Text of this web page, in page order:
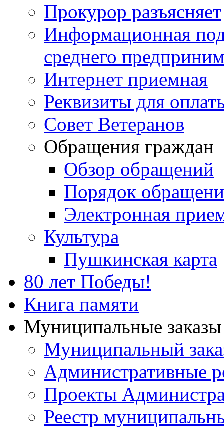
Прокурор разъясняет
Информационная
среднего
Интернет приемная
Реквизиты для
Совет Ветеранов
Обращения граждан
Обзор обращений
Порядок
Электронная
Культура
Пушкинская карта
80 лет Победы!
Книга памяти
Муниципальные
Муниципальный
Административные
Проекты
Реестр